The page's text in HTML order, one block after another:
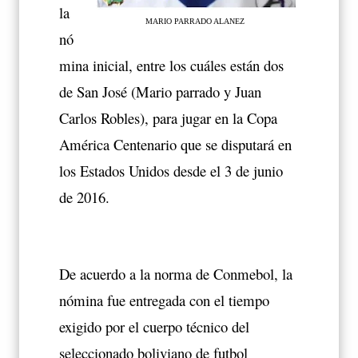
MARIO PARRADO ALANEZ
la
nó
mina inicial, entre los cuáles están dos
de San José (Mario parrado y Juan
Carlos Robles), para jugar en la Copa
América Centenario que se disputará en
los Estados Unidos desde el 3 de junio
de 2016.
De acuerdo a la norma de Conmebol, la
nómina fue entregada con el tiempo
exigido por el cuerpo técnico del
seleccionado boliviano de futbol